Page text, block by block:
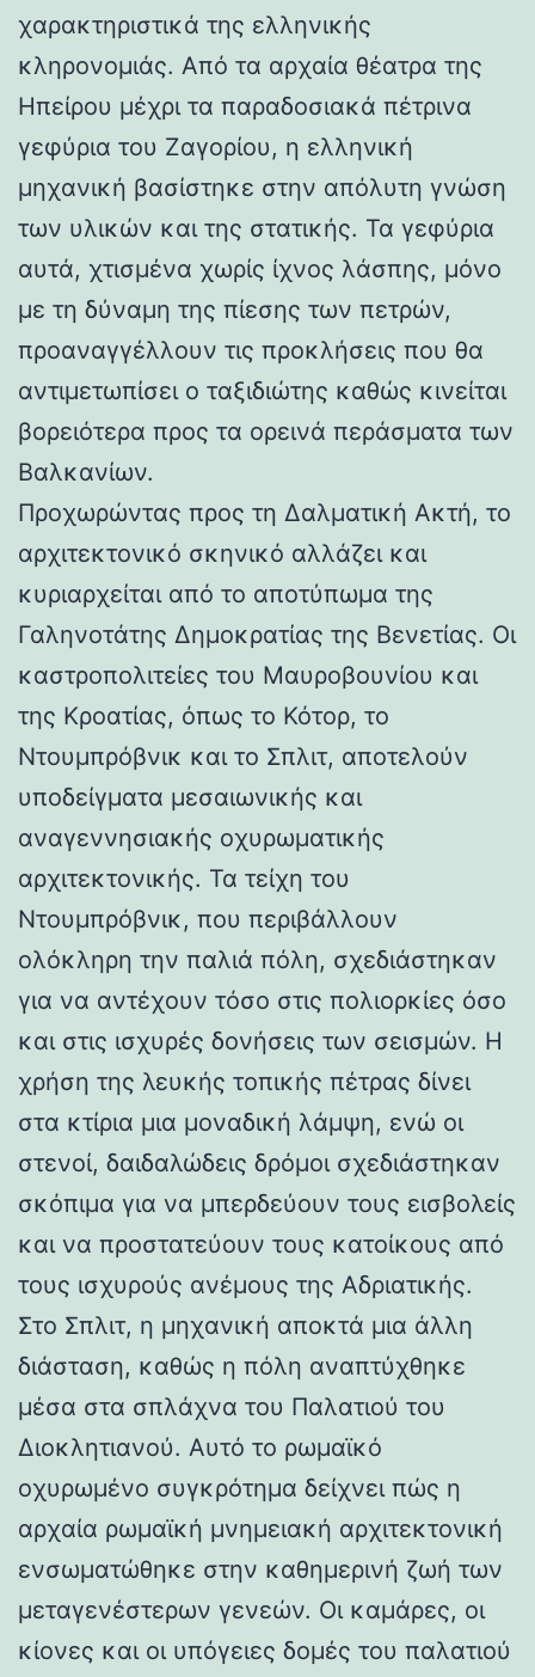
χαρακτηριστικά της ελληνικής
κληρονομιάς. Από τα αρχαία θέατρα της
Ηπείρου μέχρι τα παραδοσιακά πέτρινα
γεφύρια του Ζαγορίου, η ελληνική
μηχανική βασίστηκε στην απόλυτη γνώση
των υλικών και της στατικής. Τα γεφύρια
αυτά, χτισμένα χωρίς ίχνος λάσπης, μόνο
με τη δύναμη της πίεσης των πετρών,
προαναγγέλλουν τις προκλήσεις που θα
αντιμετωπίσει ο ταξιδιώτης καθώς κινείται
βορειότερα προς τα ορεινά περάσματα των
Βαλκανίων.
Προχωρώντας προς τη Δαλματική Ακτή, το
αρχιτεκτονικό σκηνικό αλλάζει και
κυριαρχείται από το αποτύπωμα της
Γαληνοτάτης Δημοκρατίας της Βενετίας. Οι
καστροπολιτείες του Μαυροβουνίου και
της Κροατίας, όπως το Κότορ, το
Ντουμπρόβνικ και το Σπλιτ, αποτελούν
υποδείγματα μεσαιωνικής και
αναγεννησιακής οχυρωματικής
αρχιτεκτονικής. Τα τείχη του
Ντουμπρόβνικ, που περιβάλλουν
ολόκληρη την παλιά πόλη, σχεδιάστηκαν
για να αντέχουν τόσο στις πολιορκίες όσο
και στις ισχυρές δονήσεις των σεισμών. Η
χρήση της λευκής τοπικής πέτρας δίνει
στα κτίρια μια μοναδική λάμψη, ενώ οι
στενοί, δαιδαλώδεις δρόμοι σχεδιάστηκαν
σκόπιμα για να μπερδεύουν τους εισβολείς
και να προστατεύουν τους κατοίκους από
τους ισχυρούς ανέμους της Αδριατικής.
Στο Σπλιτ, η μηχανική αποκτά μια άλλη
διάσταση, καθώς η πόλη αναπτύχθηκε
μέσα στα σπλάχνα του Παλατιού του
Διοκλητιανού. Αυτό το ρωμαϊκό
οχυρωμένο συγκρότημα δείχνει πώς η
αρχαία ρωμαϊκή μνημειακή αρχιτεκτονική
ενσωματώθηκε στην καθημερινή ζωή των
μεταγενέστερων γενεών. Οι καμάρες, οι
κίονες και οι υπόγειες δομές του παλατιού